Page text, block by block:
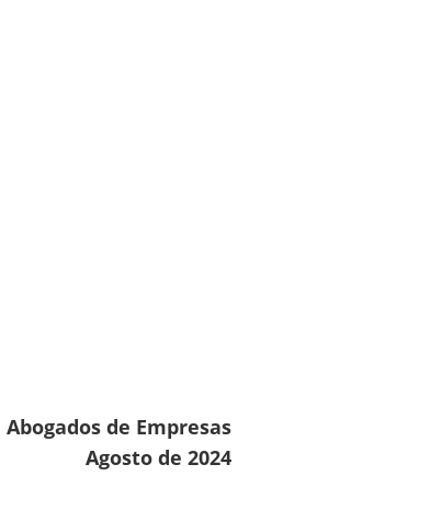
Abogados de Empresas
Agosto de 2024